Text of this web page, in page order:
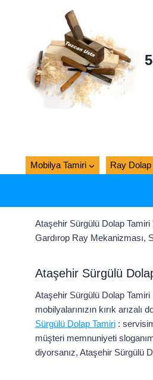
Mobilya Tamiri Ray Dolap
Ataşehir Sürgülü Dolap Tamiri
Gardırop Ray Mekanizması,
Ataşehir Sürgülü
Ataşehir Sürgülü Dolap
mobilyalarınızın kırık
Sürgülü Dolap Tamiri:
müşteri memnuniyeti
diyorsanız, Ataşehir Sürgülü